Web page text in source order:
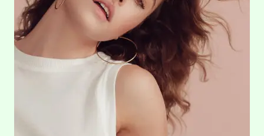
Collections
Collections